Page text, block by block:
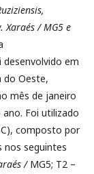
Xaraés / MG5 e
em
do Oeste,
mês de janeiro
Foi utilizado
composto por
seguintes
/ MG5; T2 –